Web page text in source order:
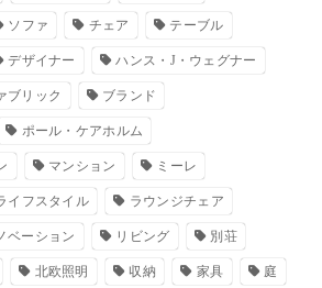
ソファ チェア テーブル
デザイナー ハンス・J・ウェグナー
ブリック ブランド
ポール・ケアホルム
マンション ミーレ
イフスタイル ラウンジチェア
ベーション リビング 別荘
北欧照明 収納 家具 庭